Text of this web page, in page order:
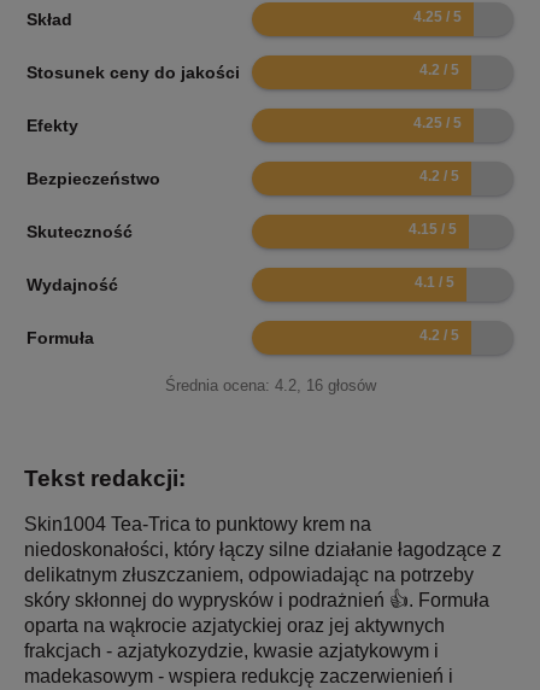
Skład 8.5
Stosunek ceny do jakości 8.4
Efekty 8.5
Bezpieczeństwo 8.4
Skuteczność 8.3
Wydajność 8.2
Formuła 8.4
Średnia ocena: 4.2, 16głosów
Tekst redakcji:
Skin1004 Tea-Trica to punktowy krem na
niedoskonałości, który łączy silne działanie łagodzące z
delikatnym złuszczaniem, odpowiadając na potrzeby
skóry skłonnej do wyprysków i podrażnień 👍. Formuła
oparta na wąkrocie azjatyckiej oraz jej aktywnych
frakcjach - azjatykozydzie, kwasie azjatykowym i
madekasowym - wspiera redukcję zaczerwienień i